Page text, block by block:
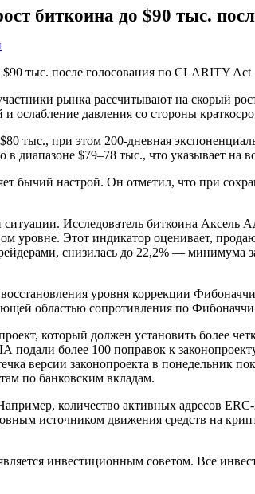
биткоина до $90 тыс.
рынка рассчитывают на скорый
ослабление давления со стороны
тыс., при этом 200-дневная
диапазоне $79–78 тыс., что указывает
бычий настрой. Он отметил, что при
Исследователь биткоина Аксель
уровне. Этот индикатор оценивает,
снизилась до 22,2% — минимума
уровня коррекции
областью сопротивления по
который должен установить более
более 100 поправок к
версии законопроекта в понедельник
по банковским вкладам.
количество активных адресов
источником движения средств на
инвестиционным советом. Все